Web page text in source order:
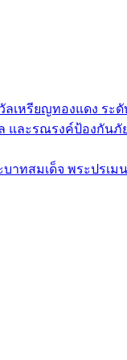
ลเหรียญทองแดง ระ
และรณรงค์ป้องกันภั
าทสมเด็จ พระปรเ